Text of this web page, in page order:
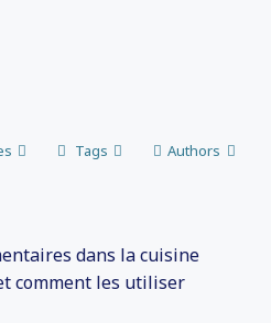
Tags Authors
dans la cuisine
comment les utiliser